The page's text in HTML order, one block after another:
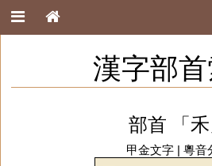
漢字部首
部首 「禾
甲金文字| 粵音